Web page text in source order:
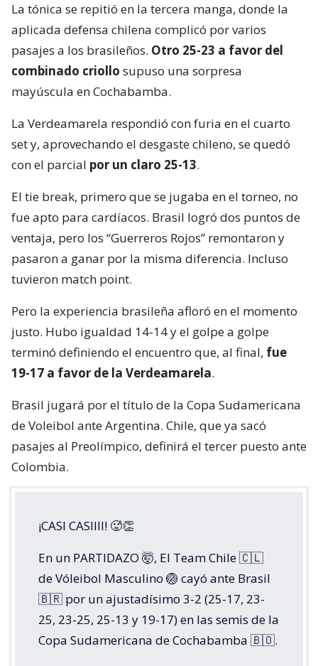
La tónica se repitió en la tercera manga, donde la
aplicada defensa chilena complicó por varios
pasajes a los brasileños. Otro 25-23 a favor del
combinado criollo supuso una sorpresa
mayúscula en Cochabamba.
La Verdeamarela respondió con furia en el cuarto
set y, aprovechando el desgaste chileno, se quedó
con el parcial por un claro 25-13.
El tie break, primero que se jugaba en el torneo, no
fue apto para cardíacos. Brasil logró dos puntos de
ventaja, pero los “Guerreros Rojos” remontaron y
pasaron a ganar por la misma diferencia. Incluso
tuvieron match point.
Pero la experiencia brasileña afloró en el momento
justo. Hubo igualdad 14-14 y el golpe a golpe
terminó definiendo el encuentro que, al final, fue
19-17 a favor de la Verdeamarela.
Brasil jugará por el título de la Copa Sudamericana
de Voleibol ante Argentina. Chile, que ya sacó
pasajes al Preolímpico, definirá el tercer puesto ante
Colombia.
¡CASI CASIIII! 🥵👏
En un PARTIDAZO 🤯, El Team Chile 🇨🇱
de Vóleibol Masculino 🏐 cayó ante Brasil
🇧🇷 por un ajustadísimo 3-2 (25-17, 23-
25, 23-25, 25-13 y 19-17) en las semis de la
Copa Sudamericana de Cochabamba 🇧🇴.